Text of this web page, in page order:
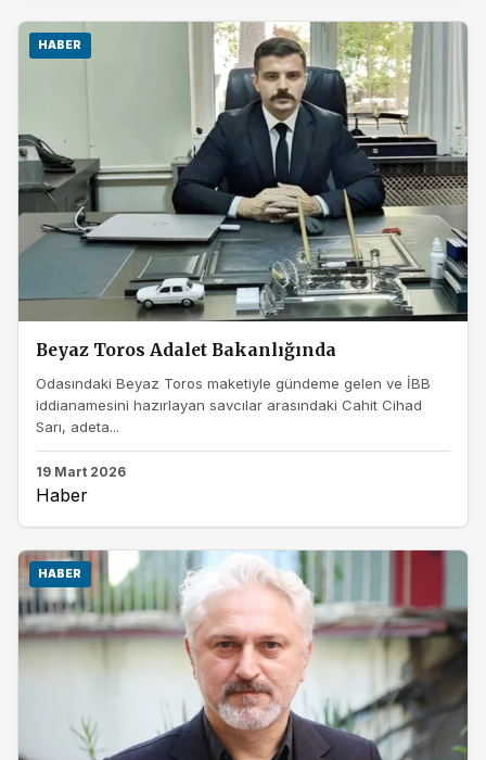
HABER
Beyaz Toros Adalet Bakanlığında
Odasındaki Beyaz Toros maketiyle gündeme gelen ve İBB
iddianamesini hazırlayan savcılar arasındaki Cahit Cihad
Sarı, adeta...
19 Mart 2026
Haber
HABER